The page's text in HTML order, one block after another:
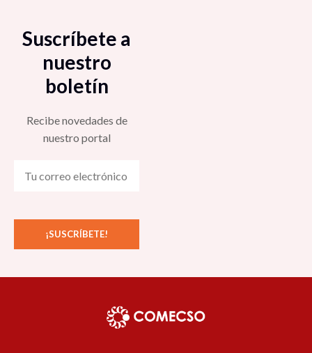
Suscríbete a
nuestro
boletín
Recibe novedades de
nuestro portal